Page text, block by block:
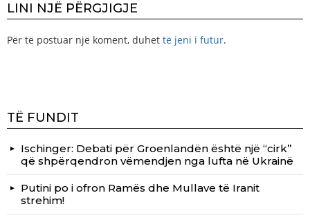
LINI NJË PËRGJIGJE
Për të postuar një koment, duhet të jeni i futur.
TË FUNDIT
Ischinger: Debati për Groenlandën është një “cirk”
që shpërqendron vëmendjen nga lufta në Ukrainë
Putini po i ofron Ramës dhe Mullave të Iranit
strehim!